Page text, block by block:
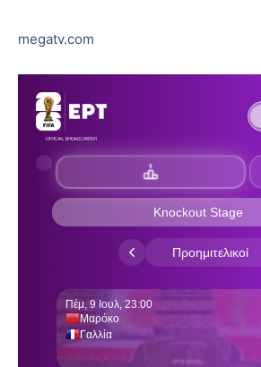
megatv.com